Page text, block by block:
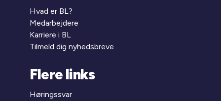
Hvad er BL?
Medarbejdere
Karriere i BL
Tilmeld dig nyhedsbreve
Flere links
Høringssvar